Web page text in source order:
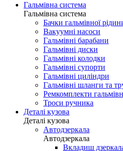
Гальмівна система
Гальмівна система
Бачки гальмівної
Вакуумні насоси
Гальмівні барабани
Гальмівні диски
Гальмівні колодки
Гальмівні супорти
Гальмівні циліндри
Гальмівні шланги та
Ремкомплекти
Троси ручника
Деталі кузова
Деталі кузова
Автодзеркала
Автодзеркала
Вкладиш